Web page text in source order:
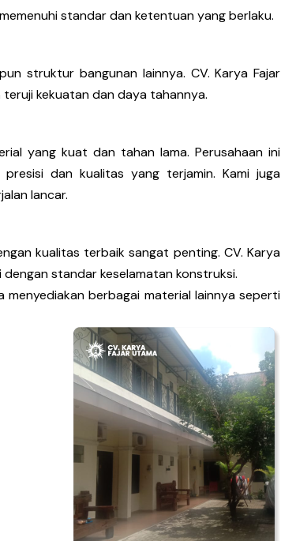
standar dan ketentuan yang berlaku.
struktur bangunan lainnya. CV. Karya Fajar
kekuatan dan daya tahannya.
yang kuat dan tahan lama. Perusahaan ini
dan kualitas yang terjamin. Kami juga
lancar.
kualitas terbaik sangat penting. CV. Karya
standar keselamatan konstruksi.
menyediakan berbagai material lainnya seperti